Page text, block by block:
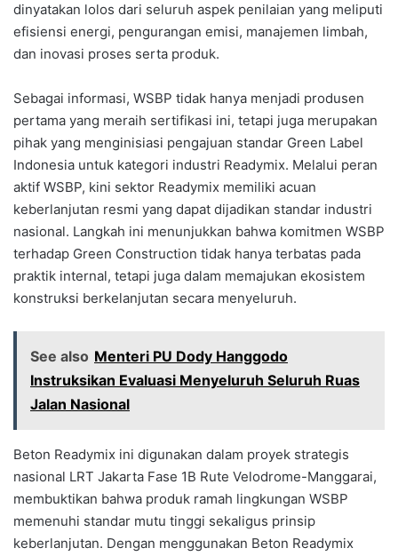
dinyatakan lolos dari seluruh aspek penilaian yang meliputi
efisiensi energi, pengurangan emisi, manajemen limbah,
dan inovasi proses serta produk.
Sebagai informasi, WSBP tidak hanya menjadi produsen
pertama yang meraih sertifikasi ini, tetapi juga merupakan
pihak yang menginisiasi pengajuan standar Green Label
Indonesia untuk kategori industri Readymix. Melalui peran
aktif WSBP, kini sektor Readymix memiliki acuan
keberlanjutan resmi yang dapat dijadikan standar industri
nasional. Langkah ini menunjukkan bahwa komitmen WSBP
terhadap Green Construction tidak hanya terbatas pada
praktik internal, tetapi juga dalam memajukan ekosistem
konstruksi berkelanjutan secara menyeluruh.
See also Menteri PU Dody Hanggodo
Instruksikan Evaluasi Menyeluruh Seluruh Ruas
Jalan Nasional
Beton Readymix ini digunakan dalam proyek strategis
nasional LRT Jakarta Fase 1B Rute Velodrome-Manggarai,
membuktikan bahwa produk ramah lingkungan WSBP
memenuhi standar mutu tinggi sekaligus prinsip
keberlanjutan. Dengan menggunakan Beton Readymix